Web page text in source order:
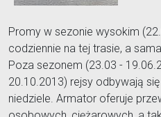
Promy w sezonie wysokim
codziennie na tej trasie, a
Poza sezonem (23.03 -
20.10.2013) rejsy odbywają
niedziele. Armator oferuje